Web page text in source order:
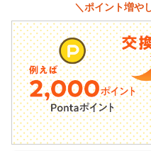
＼ポイント増や